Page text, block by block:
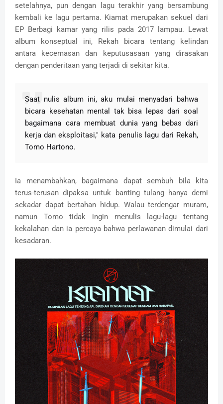
setelahnya, pun dengan lagu terakhir yang bersambung
kembali ke lagu pertama. Kiamat merupakan sekuel dari
EP Berbagi kamar yang rilis pada 2017 lampau. Lewat
album konseptual ini, Rekah bicara tentang kelindan
antara kecemasan dan keputusasaan yang dirasakan
dengan penderitaan yang terjadi di sekitar kita.
Saat nulis album ini, aku mulai menyadari bahwa
bicara kesehatan mental tak bisa lepas dari soal
bagaimana cara membuat dunia yang bebas dari
kerja dan eksploitasi," kata penulis lagu dari Rekah,
Tomo Hartono.
Ia menambahkan, bagaimana dapat sembuh bila kita
terus-terusan dipaksa untuk banting tulang hanya demi
sekadar dapat bertahan hidup. Walau terdengar muram,
namun Tomo tidak ingin menulis lagu-lagu tentang
kekalahan dan ia percaya bahwa perlawanan dimulai dari
kesadaran.